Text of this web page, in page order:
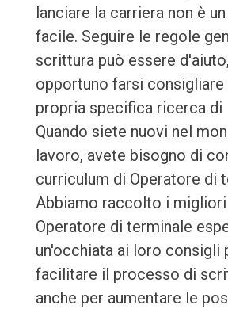
lanciare la carriera non è
facile. Seguire le regole
scrittura può essere
opportuno farsi consigliare
propria specifica ricerca di
Quando siete nuovi nel
lavoro, avete bisogno di
curriculum di Operatore di
Abbiamo raccolto i
Operatore di terminale
un'occhiata ai loro consigli
facilitare il processo di
anche per aumentare le